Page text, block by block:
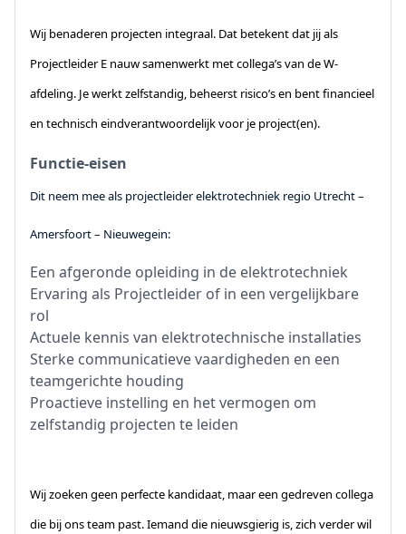
Wij benaderen projecten integraal. Dat betekent dat jij als
Projectleider E nauw samenwerkt met collega’s van de W-
afdeling. Je werkt zelfstandig, beheerst risico’s en bent financieel
en technisch eindverantwoordelijk voor je project(en).
Functie-eisen
Dit neem mee als projectleider elektrotechniek regio Utrecht –
Amersfoort – Nieuwegein:
Een afgeronde opleiding in de elektrotechniek
Ervaring als Projectleider of in een vergelijkbare
rol
Actuele kennis van elektrotechnische installaties
Sterke communicatieve vaardigheden en een
teamgerichte houding
Proactieve instelling en het vermogen om
zelfstandig projecten te leiden
Wij zoeken geen perfecte kandidaat, maar een gedreven collega
die bij ons team past. Iemand die nieuwsgierig is, zich verder wil